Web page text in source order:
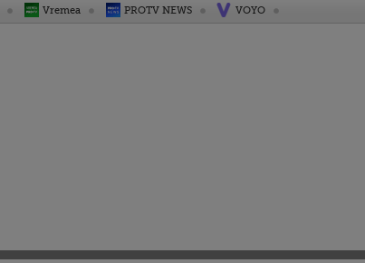
Vremea PROTV NEWS VOYO